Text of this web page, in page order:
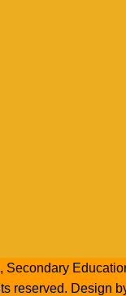
Secondary
reserved. Design